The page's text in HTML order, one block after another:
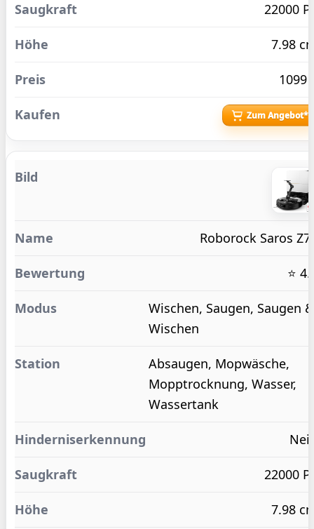
22000
7.98
1099
Zum Angebot*
Roborock Saros
⭐
Wischen, Saugen, Saugen &
Wischen
Absaugen, Mopwäsche,
Mopptrocknung, Wasser,
Wassertank
22000
7.98